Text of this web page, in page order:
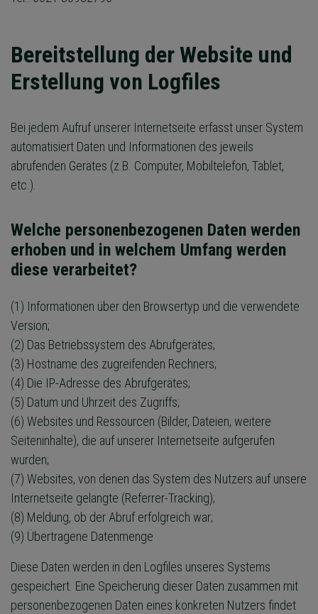
Bereitstellung der Website und
Erstellung von Logfiles
Bei jedem Aufruf unserer Internetseite erfasst unser System
automatisiert Daten und Informationen des jeweils
abrufenden Gerätes (z.B. Computer, Mobiltelefon, Tablet,
etc.).
Welche personenbezogenen Daten werden
erhoben und in welchem Umfang werden
diese verarbeitet?
(1) Informationen über den Browsertyp und die verwendete
Version;
(2) Das Betriebssystem des Abrufgerätes;
(3) Hostname des zugreifenden Rechners;
(4) Die IP-Adresse des Abrufgerätes;
(5) Datum und Uhrzeit des Zugriffs;
(6) Websites und Ressourcen (Bilder, Dateien, weitere
Seiteninhalte), die auf unserer Internetseite aufgerufen
wurden;
(7) Websites, von denen das System des Nutzers auf unsere
Internetseite gelangte (Referrer-Tracking);
(8) Meldung, ob der Abruf erfolgreich war;
(9) Übertragene Datenmenge
Diese Daten werden in den Logfiles unseres Systems
gespeichert. Eine Speicherung dieser Daten zusammen mit
personenbezogenen Daten eines konkreten Nutzers findet